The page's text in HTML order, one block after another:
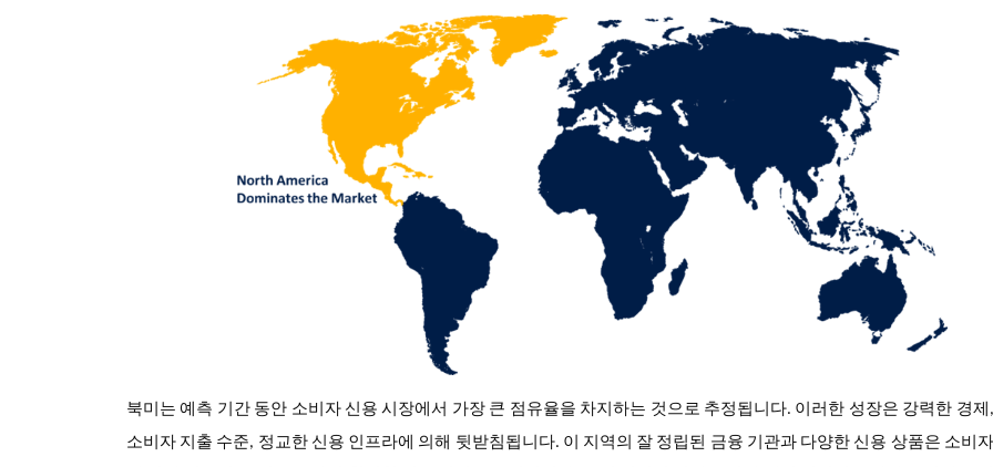
북미는 예측 기간 동안 소비자 신용 시장에서 가장 큰 점유율을 차지하는 것으로 추정됩니다. 이러한 성장은 강력한 경제
소비자 지출 수준, 정교한 신용 인프라에 의해 뒷받침됩니다. 이 지역의 잘 정립된 금융 기관과 다양한 신용 상품은 소비